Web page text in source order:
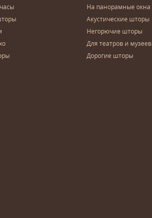
На панорамные окна
Акустические шторы
Негорючие шторы
Для театров и музеев
Дорогие шторы